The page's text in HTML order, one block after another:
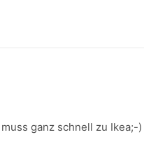
ganz schnell zu Ikea;-)